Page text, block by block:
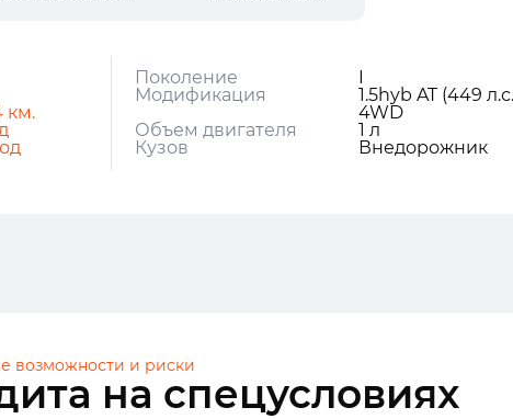
км.
Поколение
I
Модификация
1.5hyb AT (449
4WD
Объем двигателя
1 л
Кузов
Внедорожник
на спецусловиях
возможности и риски